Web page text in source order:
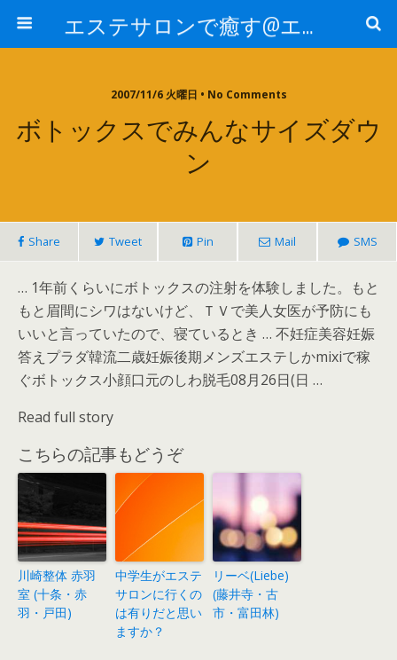
エステサロンで癒す@エステ～全国エステ情報
2007/11/6 火曜日 • No Comments
ボトックスでみんなサイズダウ
ン
Share Tweet Pin Mail SMS
… 1年前くらいにボトックスの注射を体験しました。もと
もと眉間にシワはないけど、ＴＶで美人女医が予防にも
いいと言っていたので、寝ているとき … 不妊症美容妊娠
答えプラダ韓流二歳妊娠後期メンズエステしかmixiで稼
ぐボトックス小顔口元のしわ脱毛08月26日(日 …
Read full story
こちらの記事もどうぞ
川崎整体 赤羽
室 (十条・赤
羽・戸田)
中学生がエステ
サロンに行くの
は有りだと思い
ますか？
リーベ(Liebe)
(藤井寺・古
市・富田林)